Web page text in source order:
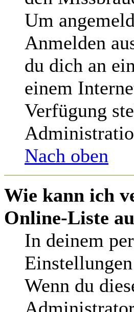
Um
Anmelden
du dich an
einem
Verfügung
Nach oben
Wie kann ich
Online-Liste
In deinem
Wenn du